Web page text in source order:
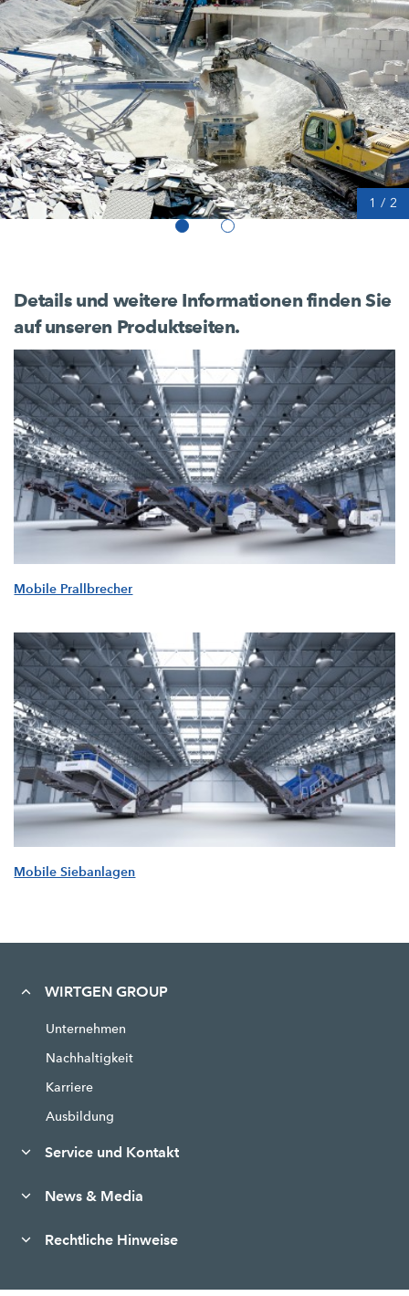
1 / 2
Details und weitere Informationen finden Sie
auf unseren Produktseiten.
Mobile Prallbrecher
Mobile Siebanlagen
WIRTGEN GROUP
Unternehmen
Nachhaltigkeit
Karriere
Ausbildung
Service und Kontakt
News & Media
Rechtliche Hinweise